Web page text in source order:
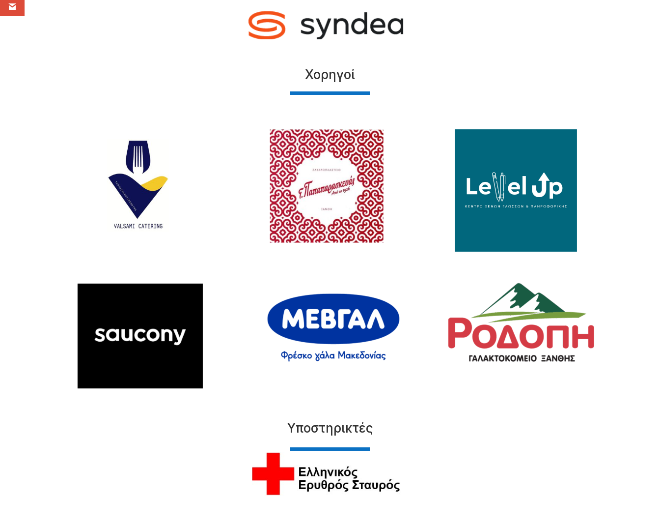
Χορηγοί
Υποστηρικτές